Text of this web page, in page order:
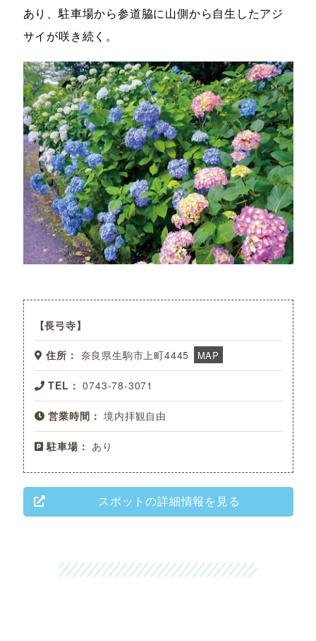
あり、駐車場から参道脇に山側から自生したアジ
サイが咲き続く。
長弓寺
住所： 奈良県生駒市上町4445 MAP
TEL： 0743-78-3071
営業時間： 境内拝観自由
駐車場： あり
スポットの詳細情報を見る